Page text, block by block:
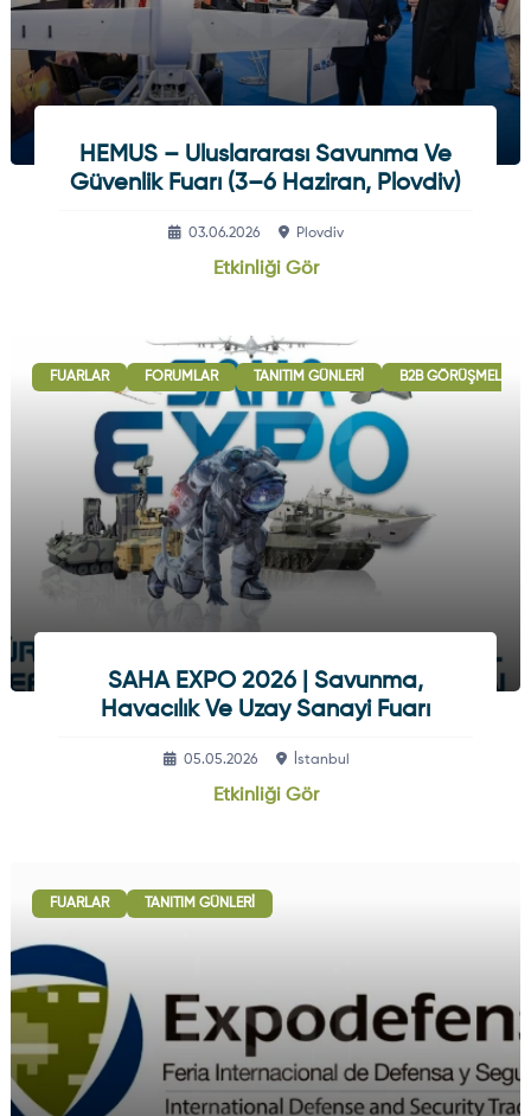
HEMUS – Uluslararası Savunma Ve
Güvenlik Fuarı (3–6 Haziran, Plovdiv)
03.06.2026 Plovdiv
Etkinliği Gör
FUARLAR FORUMLAR TANITIM GÜNLERI B2B GÖRÜŞMELERI
SAHA EXPO 2026 | Savunma,
Havacılık Ve Uzay Sanayi Fuarı
05.05.2026 İstanbul
Etkinliği Gör
FUARLAR TANITIM GÜNLERI